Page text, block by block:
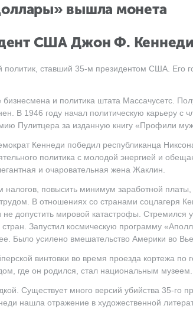
вышла монета
США Джон Ф.
ставший 35-м президентом США. Его
и политика штата Массачусетс.
В 1946 году начал политическую карьеру с
Пулитцера за изданную книгу «Профили
Кеннеди победил республиканца
политика с молодой энергией и
и очаровательная жена Жаклин.
повысить минимум заработной
В отношениях со странами соцлагеря
допустить мировой катастрофы. Стремился
Запустил космическую программу
Было усилено вмешательство Америки во
винтовки во время проезда кортежа по
где он родился, стал национальным музеем.
Существует много версий убийства 35-го
нашла отражение в художественной